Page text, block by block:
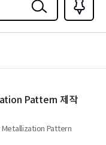
검색
즐겨찾
기0
Pattern 제작
Pattern